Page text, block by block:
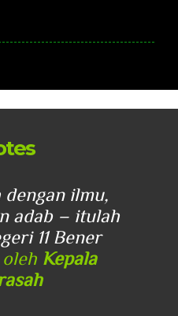
dengan ilmu,
adab – itulah
11 Bener
Kepala